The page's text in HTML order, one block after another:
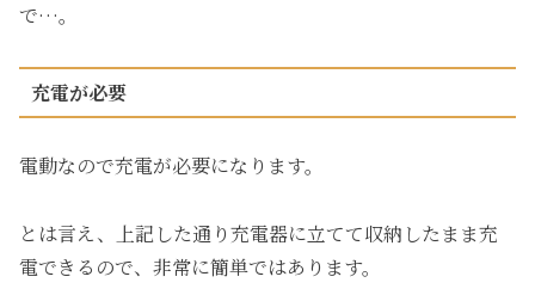
で…。
充電が必要
電動なので充電が必要になります。
とは言え、上記した通り充電器に立てて収納したまま充
電できるので、非常に簡単ではあります。